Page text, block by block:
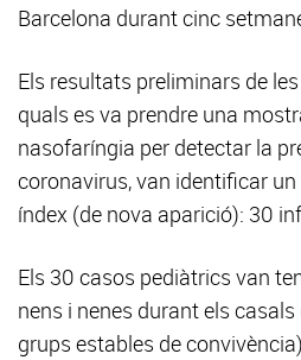
Barcelona durant cinc
Els resultats preliminars de
quals es va prendre una
nasofaríngia per detectar la
coronavirus, van identificar
índex (de nova aparició): 30
Els 30 casos pediàtrics van
nens i nenes durant els
grups estables de